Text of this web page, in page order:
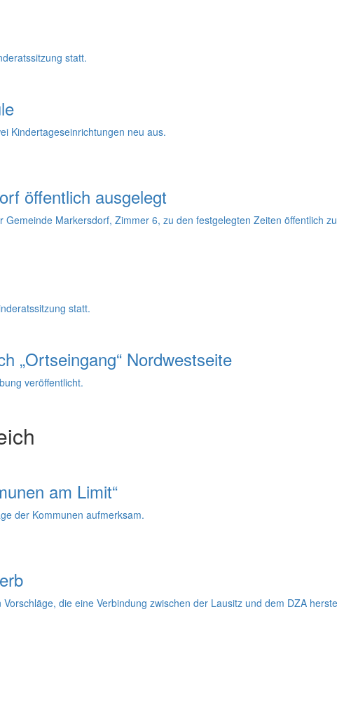
statt.
Kindertageseinrichtungen neu aus.
öffentlich ausgelegt
Markersdorf, Zimmer 6, zu den festgelegten Zeiten öffentlich
statt.
„Ortseingang“ Nordwestseite
veröffentlicht.
am Limit“
der Kommunen aufmerksam.
die eine Verbindung zwischen der Lausitz und dem DZA